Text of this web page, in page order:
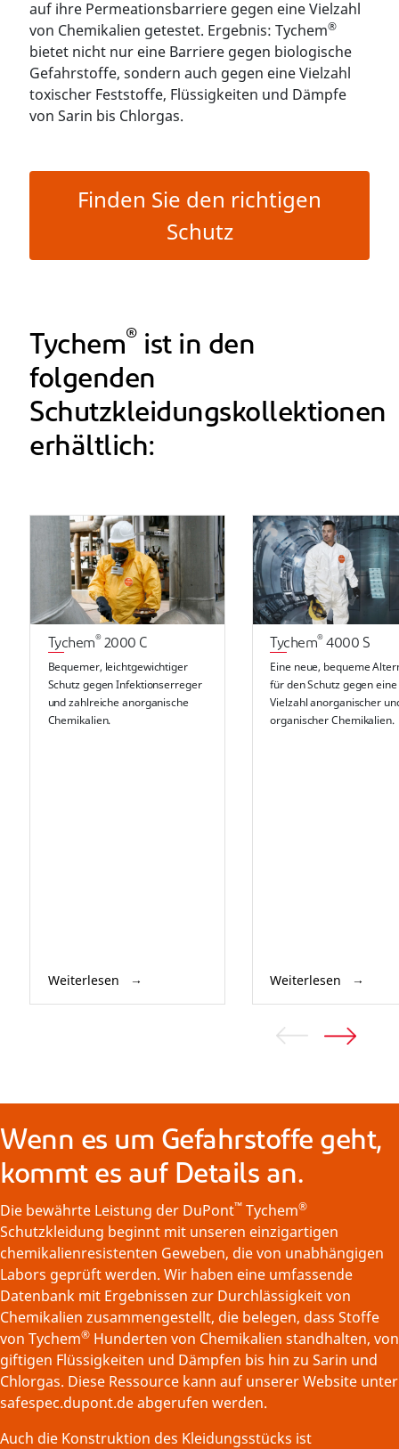
auf ihre Permeationsbarriere gegen eine Vielzahl
von Chemikalien getestet. Ergebnis: Tychem®
bietet nicht nur eine Barriere gegen biologische
Gefahrstoffe, sondern auch gegen eine Vielzahl
toxischer Feststoffe, Flüssigkeiten und Dämpfe
von Sarin bis Chlorgas.
Finden Sie den richtigen
Schutz
Tychem® ist in den
folgenden
Schutzkleidungskollektionen
erhältlich:
Tychem® 2000 C
Bequemer, leichtgewichtiger
Schutz gegen Infektionserreger
und zahlreiche anorganische
Chemikalien.
Weiterlesen
Tychem® 4000 S
Eine neue, bequeme
für den Schutz gegen eine
Vielzahl anorganischer
organischer Chemikalien.
Weiterlesen
Wenn es um Gefahrstoffe geht,
kommt es auf Details an.
Die bewährte Leistung der DuPont™ Tychem®
Schutzkleidung beginnt mit unseren einzigartigen
chemikalienresistenten Geweben, die von unabhängigen
Labors geprüft werden. Wir haben eine umfassende
Datenbank mit Ergebnissen zur Durchlässigkeit von
Chemikalien zusammengestellt, die belegen, dass Stoffe
von Tychem® Hunderten von Chemikalien standhalten, von
giftigen Flüssigkeiten und Dämpfen bis hin zu Sarin und
Chlorgas. Diese Ressource kann auf unserer Website unter
safespec.dupont.de abgerufen werden.
Auch die Konstruktion des Kleidungsstücks ist